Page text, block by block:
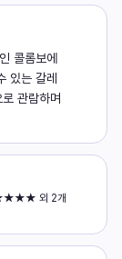
콜롬보에
있는 갈레
관람하며
외 2개